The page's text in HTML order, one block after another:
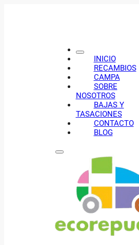
INICIO
RECAMBIOS
CAMPA
SOBRE
NOSOTROS
BAJAS Y
TASACIONES
CONTACTO
BLOG